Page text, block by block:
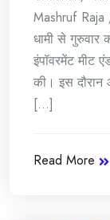
Mashruf Raja
धामी से गुरुवार
इंपॉवरमेंट मीट
की। इस दौरान
[...]
Read More